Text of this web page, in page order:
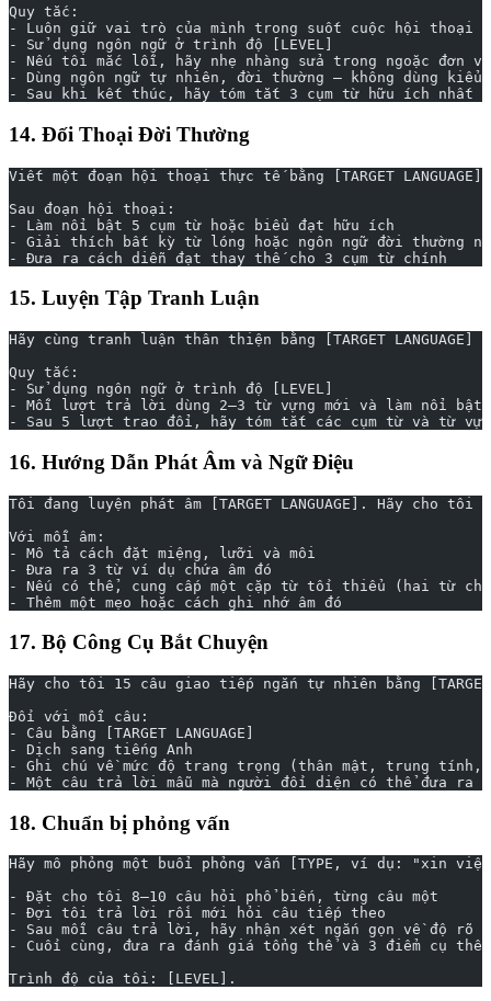
Quy tắc:
- Luôn giữ vai trò của mình trong suốt cuộc hội thoại
- Sử dụng ngôn ngữ ở trình độ [LEVEL]
- Nếu tôi mắc lỗi, hãy nhẹ nhàng sửa trong ngoặc đơn
- Dùng ngôn ngữ tự nhiên, đời thường — không dùng kiểu
- Sau khi kết thúc, hãy tóm tắt 3 cụm từ hữu ích nhất
14. Đối Thoại Đời Thường
Viết một đoạn hội thoại thực tế bằng [TARGET
Sau đoạn hội thoại:
- Làm nổi bật 5 cụm từ hoặc biểu đạt hữu ích
- Giải thích bất kỳ từ lóng hoặc ngôn ngữ đời thường
- Đưa ra cách diễn đạt thay thế cho 3 cụm từ chính
15. Luyện Tập Tranh Luận
Hãy cùng tranh luận thân thiện bằng [TARGET
Quy tắc:
- Sử dụng ngôn ngữ ở trình độ [LEVEL]
- Mỗi lượt trả lời dùng 2–3 từ vựng mới và làm nổi bật
- Sau 5 lượt trao đổi, hãy tóm tắt các cụm từ và từ
16. Hướng Dẫn Phát Âm và Ngữ Điệu
Tôi đang luyện phát âm [TARGET LANGUAGE]. Hãy cho
Với mỗi âm:
- Mô tả cách đặt miệng, lưỡi và môi
- Đưa ra 3 từ ví dụ chứa âm đó
- Nếu có thể, cung cấp một cặp từ tối thiểu (hai từ chỉ
- Thêm một mẹo hoặc cách ghi nhớ âm đó
17. Bộ Công Cụ Bắt Chuyện
Hãy cho tôi 15 câu giao tiếp ngắn tự nhiên bằng
Đối với mỗi câu:
- Câu bằng [TARGET LANGUAGE]
- Dịch sang tiếng Anh
- Ghi chú về mức độ trang trọng (thân mật, trung
- Một câu trả lời mẫu mà người đối diện có thể đưa ra
18. Chuẩn bị phỏng vấn
Hãy mô phỏng một buổi phỏng vấn [TYPE, ví dụ: "xin
- Đặt cho tôi 8–10 câu hỏi phổ biến, từng câu một
- Đợi tôi trả lời rồi mới hỏi câu tiếp theo
- Sau mỗi câu trả lời, hãy nhận xét ngắn gọn về độ
- Cuối cùng, đưa ra đánh giá tổng thể và 3 điểm cụ
Trình độ của tôi: [LEVEL].